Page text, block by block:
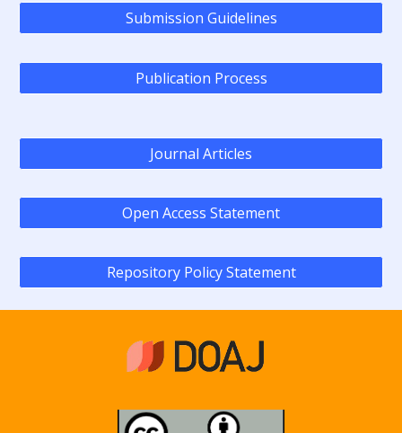
Submission Guidelines
Publication Process
Journal Articles
Open Access Statement
Repository Policy Statement